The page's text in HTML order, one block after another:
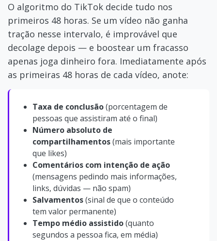
O algoritmo do TikTok decide tudo nos
primeiros 48 horas. Se um vídeo não ganha
tração nesse intervalo, é improvável que
decolage depois — e boostear um fracasso
apenas joga dinheiro fora. Imediatamente após
as primeiras 48 horas de cada vídeo, anote:
Taxa de conclusão(porcentagem de
pessoas que assistiram até o final)
Número absoluto de
compartilhamentos(mais importante
que likes)
Comentários com intenção de ação
(mensagens pedindo mais informações,
links, dúvidas — não spam)
Salvamentos(sinal de que o conteúdo
tem valor permanente)
Tempo médio assistido(quanto
segundos a pessoa fica, em média)